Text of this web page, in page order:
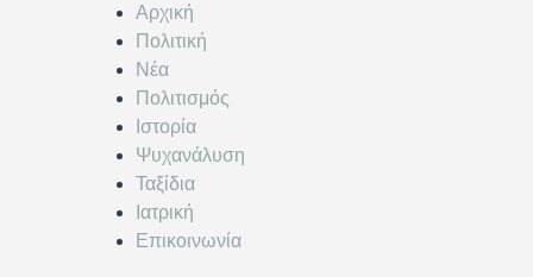
Αρχική
Πολιτική
Νέα
Πολιτισμός
Ιστορία
Ψυχανάλυση
Ταξίδια
Ιατρική
Επικοινωνία